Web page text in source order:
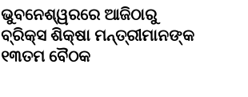
ଭୁବନେଶ୍ୱରରେ ଆଜିଠାରୁ
ବ୍ରିକ୍ସ ଶିକ୍ଷା ମନ୍ତ୍ରୀମାନଙ୍କ
୧୩ତମ ବୈଠକ